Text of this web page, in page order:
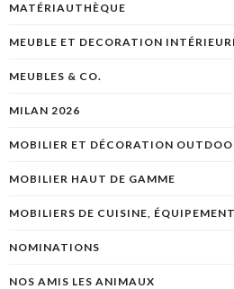
MATÉRIAUTHÈQUE
MEUBLE ET DECORATION
MEUBLES & CO.
MILAN 2026
MOBILIER ET DÉCORATION
MOBILIER HAUT DE GAMME
MOBILIERS DE CUISINE,
NOMINATIONS
NOS AMIS LES ANIMAUX